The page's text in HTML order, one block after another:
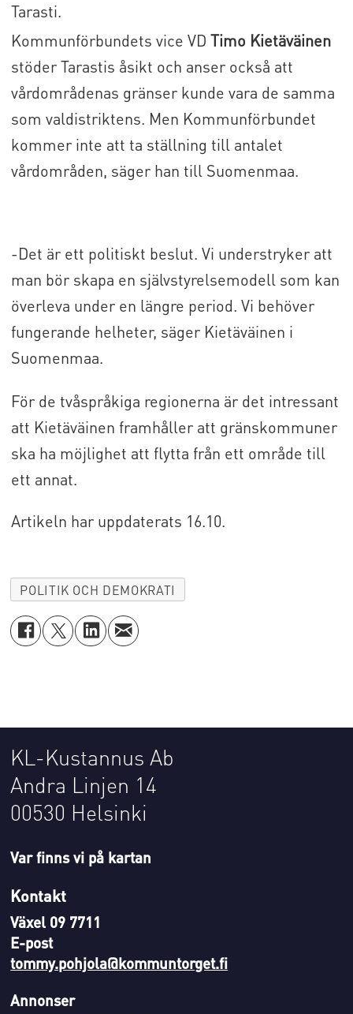
Tarasti.
Kommunförbundets vice VD Timo Kietäväinen
stöder Tarastis åsikt och anser också att
vårdområdenas gränser kunde vara de samma
som valdistriktens. Men Kommunförbundet
kommer inte att ta ställning till antalet
vårdområden, säger han till Suomenmaa.
-Det är ett politiskt beslut. Vi understryker att
man bör skapa en självstyrelsemodell som kan
överleva under en längre period. Vi behöver
fungerande helheter, säger Kietäväinen i
Suomenmaa.
För de tvåspråkiga regionerna är det intressant
att Kietäväinen framhåller att gränskommuner
ska ha möjlighet att flytta från ett område till
ett annat.
Artikeln har uppdaterats 16.10.
POLITIK OCH DEMOKRATI
KL-Kustannus Ab
Andra Linjen 14
00530 Helsinki
Var finns vi på kartan
Kontakt
Växel 09 7711
E-post
tommy.pohjola@kommuntorget.fi
Annonser